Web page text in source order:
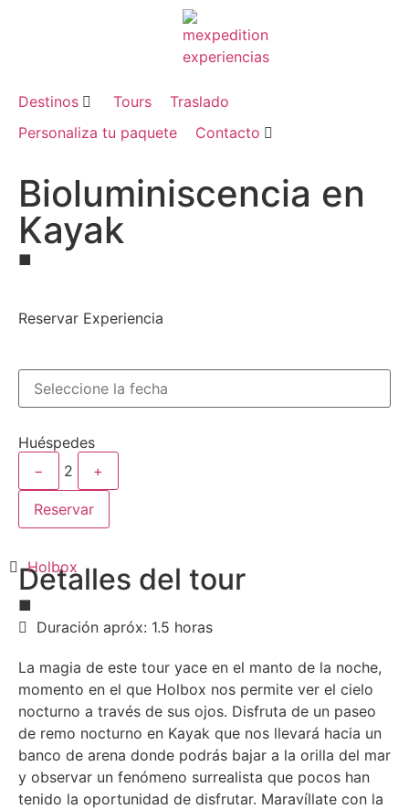
Destinos Tours
Traslado
Personaliza tu paquete
Contacto
Bioluminiscencia en
Kayak
■
Holbox
Detalles del tour
■
Duración apróx: 1.5 horas
La magia de este tour yace en el manto de la noche,
momento en el que Holbox nos permite ver el cielo
nocturno a través de sus ojos. Disfruta de un paseo
de remo nocturno en Kayak que nos llevará hacia un
banco de arena donde podrás bajar a la orilla del mar
y observar un fenómeno surrealista que pocos han
tenido la oportunidad de disfrutar. Maravíllate con la
Reservar Experiencia
Huéspedes
−
2 +
Reservar